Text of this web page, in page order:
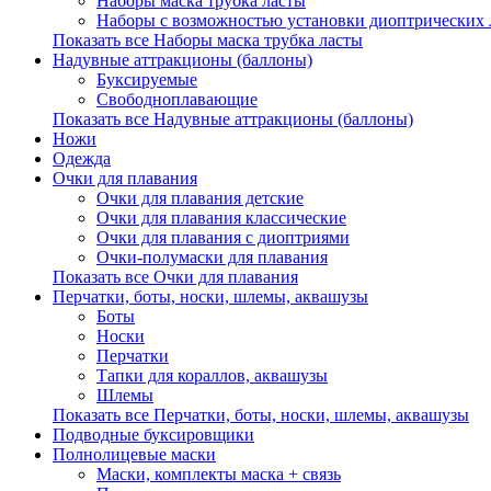
Наборы с возможностью установки диоптрических
Показать все Наборы маска трубка ласты
Надувные аттракционы (баллоны)
Буксируемые
Свободноплавающие
Показать все Надувные аттракционы (баллоны)
Ножи
Одежда
Очки для плавания
Очки для плавания детские
Очки для плавания классические
Очки для плавания с диоптриями
Очки-полумаски для плавания
Показать все Очки для плавания
Перчатки, боты, носки, шлемы, аквашузы
Боты
Носки
Перчатки
Тапки для кораллов, аквашузы
Шлемы
Показать все Перчатки, боты, носки, шлемы, аквашузы
Подводные буксировщики
Полнолицевые маски
Маски, комплекты маска + связь